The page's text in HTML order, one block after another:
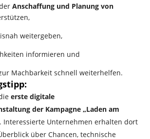
Anschaffung und Planung von
weitergeben,
informieren und
Machbarkeit schnell weiterhelfen.
erste digitale
der Kampagne „Laden am
Interessierte Unternehmen erhalten dort
über Chancen, technische